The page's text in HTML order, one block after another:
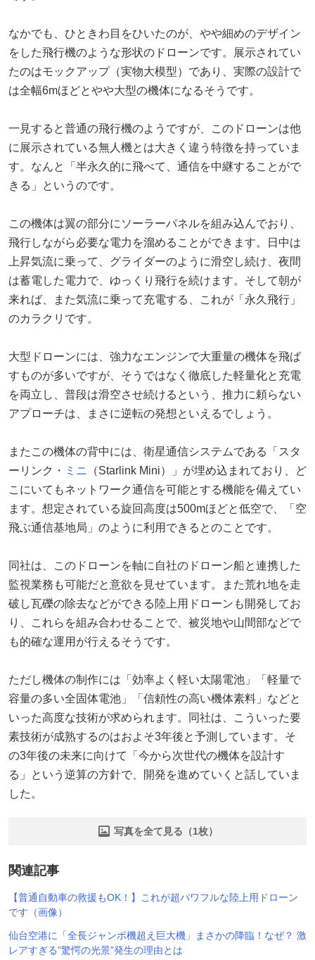
なかでも、ひときわ目をひいたのが、やや細めのデザイン
をした飛行機のような形状のドローンです。展示されてい
たのはモックアップ（実物大模型）であり、実際の設計で
は全幅6mほどとやや大型の機体になるそうです。
一見すると普通の飛行機のようですが、このドローンは他
に展示されている無人機とは大きく違う特徴を持っていま
す。なんと「半永久的に飛べて、通信を中継することがで
きる」というのです。
この機体は翼の部分にソーラーパネルを組み込んでおり、
飛行しながら必要な電力を溜めることができます。日中は
上昇気流に乗って、グライダーのように滑空し続け、夜間
は蓄電した電力で、ゆっくり飛行を続けます。そして朝が
来れば、また気流に乗って充電する、これが「永久飛行」
のカラクリです。
大型ドローンには、強力なエンジンで大重量の機体を飛ば
すものが多いですが、そうではなく徹底した軽量化と充電
を両立し、普段は滑空させ続けるという、推力に頼らない
アプローチは、まさに逆転の発想といえるでしょう。
またこの機体の背中には、衛星通信システムである「スタ
ーリンク・ ミニ
（Starlink Mini）」が埋め込まれており、ど
こにいてもネットワーク通信を可能とする機能を備えてい
ます。想定されている旋回高度は500mほどと低空で、「空
飛ぶ通信基地局」のように利用できるとのことです。
同社は、このドローンを軸に自社のドローン船と連携した
監視業務も可能だと意欲を見せています。また荒れ地を走
破し瓦礫の除去などができる陸上用ドローンも開発してお
り、これらを組み合わせることで、被災地や山間部などで
も的確な運用が行えるそうです。
ただし機体の制作には「効率よく軽い太陽電池」「軽量で
容量の多い全固体電池」「信頼性の高い機体素料」などと
いった高度な技術が求められます。同社は、こういった要
素技術が成熟するのはおよそ3年後と予測しています。そ
の3年後の未来に向けて「今から次世代の機体を設計す
る」という逆算の方針で、開発を進めていくと話していま
した。
写真を全て見る（1枚）
関連記事
【普通自動車の救援もOK！】これが超パワフルな陸上用ドローン
です（画像）
仙台空港に「全長ジャンボ機超え巨大機」まさかの降臨！なぜ？ 激
レアすぎる”驚愕の光景”発生の理由とは